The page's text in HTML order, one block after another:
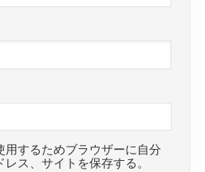
用するためブラウザーに自分
ス、サイトを保存する。